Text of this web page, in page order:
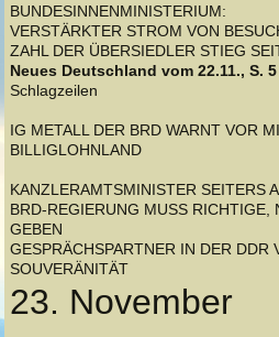
BUNDESINNENMINISTERIUM:
VERSTÄRKTER STROM VON
ZAHL DER ÜBERSIEDLER STIEG
Neues Deutschland vom 22.11., S. 5
Schlagzeilen
IG METALL DER BRD WARNT VOR
BILLIGLOHNLAND
KANZLERAMTSMINISTER SEITERS
BRD-REGIERUNG MUSS RICHTIGE,
GEBEN
GESPRÄCHSPARTNER IN DER DDR
SOUVERÄNITÄT
23. November